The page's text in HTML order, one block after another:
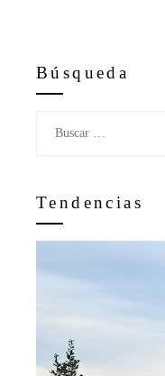
Búsqueda
Tendencias